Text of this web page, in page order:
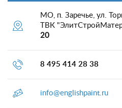
МО, п. Заречье, ул.
ТВК
20
8 495 414 28 38
info@englishpaint.ru